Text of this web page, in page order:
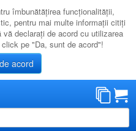
îmbunătăţirea funcţionalităţii,
pentru mai multe informaţii citiţi
vă declaraţi de acord cu utilizarea
pe "Da, sunt de acord"!
acord